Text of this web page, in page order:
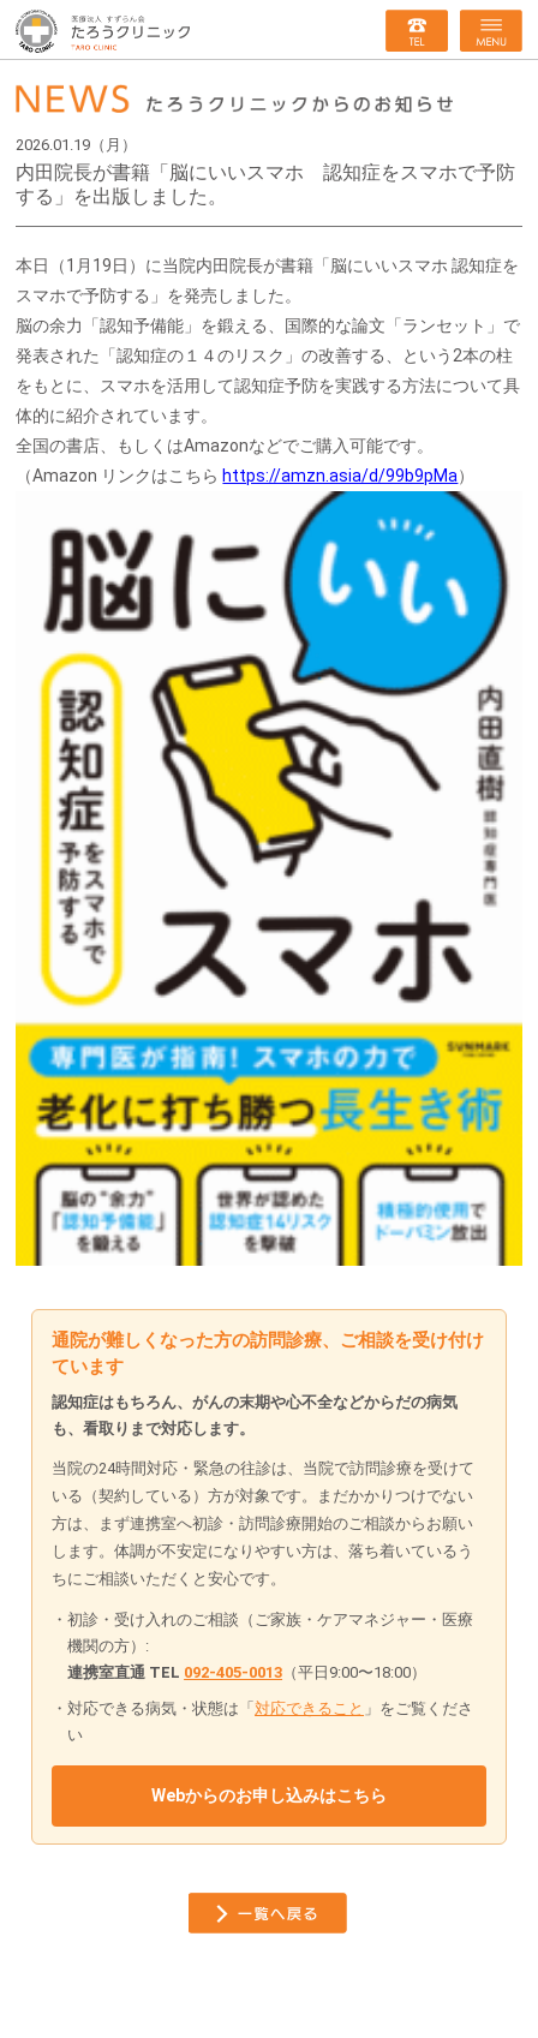
2026.01.19（月）
内田院長が書籍「脳にいいスマホ 認知症をスマホで予防
する」を出版しました。
本日（1月19日）に当院内田院長が書籍「脳にいいスマホ 認知症を
スマホで予防する」を発売しました。
脳の余力「認知予備能」を鍛える、国際的な論文「ランセット」で
発表された「認知症の１４のリスク」の改善する、という2本の柱
をもとに、スマホを活用して認知症予防を実践する方法について具
体的に紹介されています。
全国の書店、もしくはAmazonなどでご購入可能です。
（Amazon リンクはこちら https://amzn.asia/d/99b9pMa）
通院が難しくなった方の訪問診療、ご相談を受け付け
ています
認知症はもちろん、がんの末期や心不全などからだの病気
も、看取りまで対応します。
当院の24時間対応・緊急の往診は、当院で訪問診療を受けて
いる（契約している）方が対象です。まだかかりつけでない
方は、まず連携室へ初診・訪問診療開始のご相談からお願い
します。体調が不安定になりやすい方は、落ち着いているう
ちにご相談いただくと安心です。
初診・受け入れのご相談（ご家族・ケアマネジャー・医療
機関の方）:
連携室直通 TEL 092-405-0013 （平日9:00〜18:00）
対応できる病気・状態は「対応できること 」をご覧くださ
い
Webからのお申し込みはこちら